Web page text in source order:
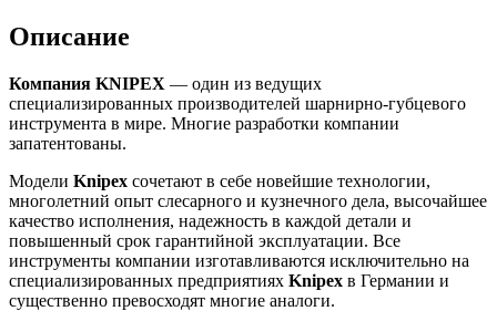
Описание
Компания KNIPEX — один из ведущих
специализированных производителей шарнирно-губцевого
инструмента в мире. Многие разработки компании
запатентованы.
Модели Knipex сочетают в себе новейшие технологии,
многолетний опыт слесарного и кузнечного дела, высочайшее
качество исполнения, надежность в каждой детали и
повышенный срок гарантийной эксплуатации. Все
инструменты компании изготавливаются исключительно на
специализированных предприятиях Knipex в Германии и
существенно превосходят многие аналоги.